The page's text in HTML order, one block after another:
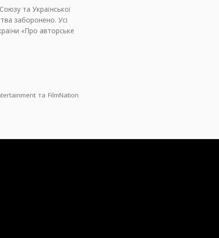
та Української
заборонено. Усі
«Про авторське
та FilmNation